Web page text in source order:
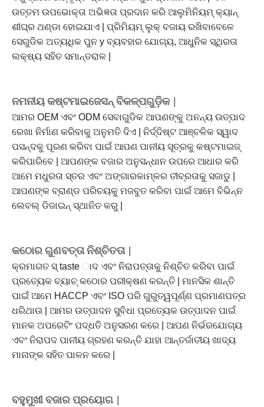
ଉତ୍ତମ ଉପଭୋକ୍ତା ଅଭିଜ୍ଞତା ପ୍ରଦାନ କରି ଆଲୁମିନିୟମ୍ କ୍ୟାନ୍
ଶୀଘ୍ର ଥଣ୍ଡା ହୋଇଯାଏ | ପ୍ରିମିୟମ୍ ଲୁକ୍ ବଜାୟ ରଖିବାବେଳେ
ସେଗୁଡିକ ଅତ୍ୟଧିକ ପୁନ y ବ୍ୟବହାର ଯୋଗ୍ୟ, ଆଧୁନିକ ସ୍ଥିରତା
ଲକ୍ଷ୍ୟ ସହିତ ସମାନ୍ତରାଳ |
ନମନୀୟ କଷ୍ଟମାଇଜେସନ୍ ବିକଳ୍ପଗୁଡ଼ିକ |
ଆମର OEM ଏବଂ ODM ସେବାଗୁଡିକ ଆପଣଙ୍କୁ ଅନନ୍ୟ ଉତ୍ପାଦ
ରେଖା ନିର୍ମାଣ କରିବାକୁ ଅନୁମତି ଦିଏ | ନିର୍ଦ୍ଦିଷ୍ଟ ଆଞ୍ଚଳିକ ସ୍ୱାଦ
ପସନ୍ଦକୁ ପୂରଣ କରିବା ପାଇଁ ଆପଣ ପାନୀୟ ସୂତ୍ରକୁ କଷ୍ଟମାଇଜ୍
କରିପାରିବେ | ଆପଣଙ୍କ ବଜାର ଅନୁସନ୍ଧାନ ଉପରେ ଆଧାର କରି
ଆମେ ମଧୁରତା ସ୍ତର ଏବଂ ଅଙ୍ଗାରକାମ୍ଳର ତୀବ୍ରତାକୁ ସଜାଡୁ |
ଆପଣଙ୍କ ବ୍ରାଣ୍ଡ ପରିଚୟକୁ ମଜବୁତ କରିବା ପାଇଁ ଆମେ ବିଭିନ୍ନ
ଲେବଲ୍ ଡିଜାଇନ୍ ସ୍ଥାନିତ କରୁ |
କଠୋର ଗୁଣବତ୍ତା ନିଶ୍ଚିତତା |
କ୍ରମାଗତ ସ୍ taste ାଦ ଏବଂ ନିରାପତ୍ତାକୁ ନିଶ୍ଚିତ କରିବା ପାଇଁ
ପ୍ରତ୍ୟେକ ବ୍ୟାଚ୍ କଠୋର ପରୀକ୍ଷଣ କରନ୍ତି | ମାନସିକ ଶାନ୍ତି
ପାଇଁ ଆମେ HACCP ଏବଂ ISO ପରି ଗୁରୁତ୍ୱପୂର୍ଣ୍ଣ ପ୍ରମାଣପତ୍ର
ଧରିଥାଉ | ଆମର ଉତ୍ପାଦନ ସୁବିଧା ପ୍ରତ୍ୟେକ ଉତ୍ପାଦନ ପାଇଁ
ମାନକ ଅପରେଟିଂ ପଦ୍ଧତି ଅନୁସରଣ କରେ | ଆପଣ ନିର୍ଭରଯୋଗ୍ୟ
ଏବଂ ନିରାପଦ ପାନୀୟ ଗ୍ରହଣ କରନ୍ତି ଯାହା ଆନ୍ତର୍ଜାତୀୟ ଖାଦ୍ୟ
ମାନାଙ୍କ ସହିତ ପାଳନ କରେ |
ବହୁମୁଖୀ ବଜାର ପ୍ରୟୋଗ |